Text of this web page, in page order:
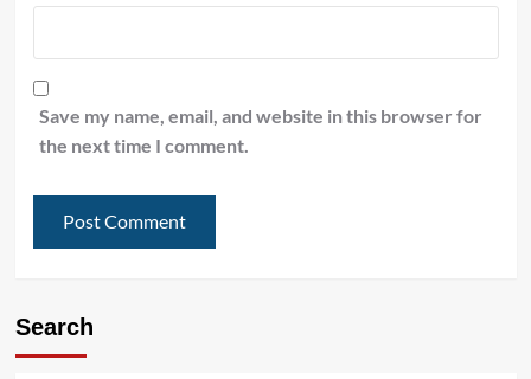
Save my name, email, and website in this browser for
the next time I comment.
Search